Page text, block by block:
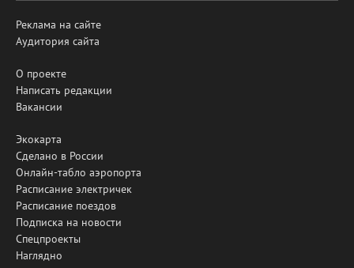
Реклама на сайте
Аудитория сайта
О проекте
Написать редакции
Вакансии
Экокарта
Сделано в России
Онлайн-табло аэропорта
Расписание электричек
Расписание поездов
Подписка на новости
Спецпроекты
Наглядно